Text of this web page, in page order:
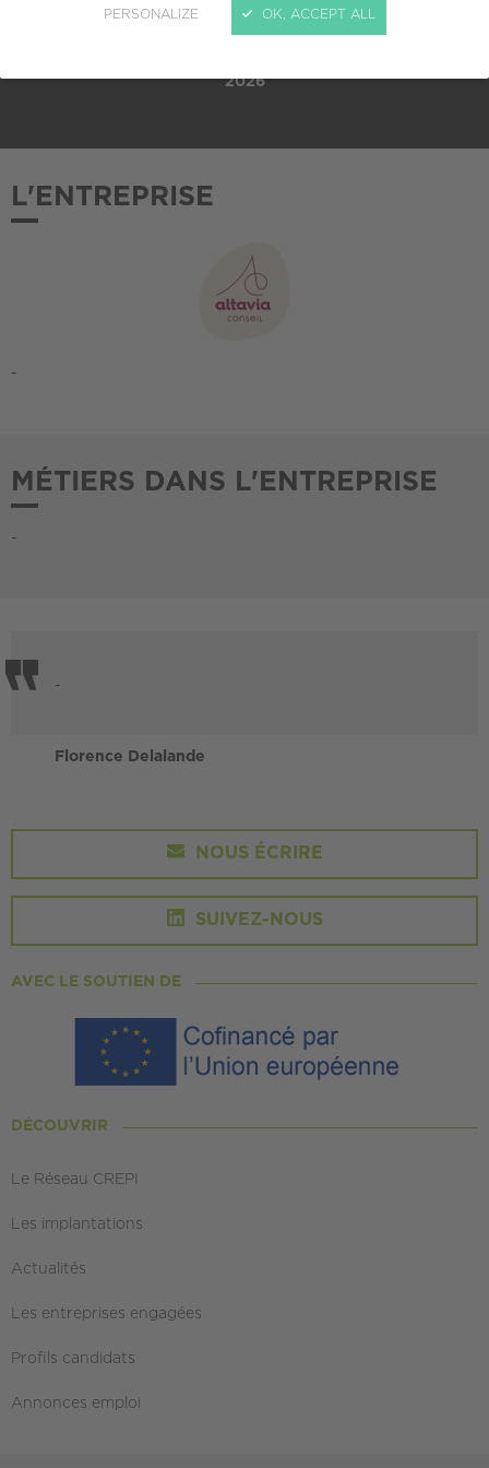
PERSONALIZE OK, ACCEPT ALL
2026
L'ENTREPRISE
-
MÉTIERS DANS L'ENTREPRISE
-
-
Florence Delalande
NOUS ÉCRIRE
SUIVEZ-NOUS
AVEC LE SOUTIEN DE
DÉCOUVRIR
Le Réseau CREPI
Les implantations
Actualités
Les entreprises engagées
Profils candidats
Annonces emploi